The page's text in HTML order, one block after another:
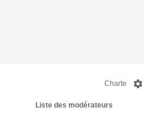
Charte
Liste des modérateurs